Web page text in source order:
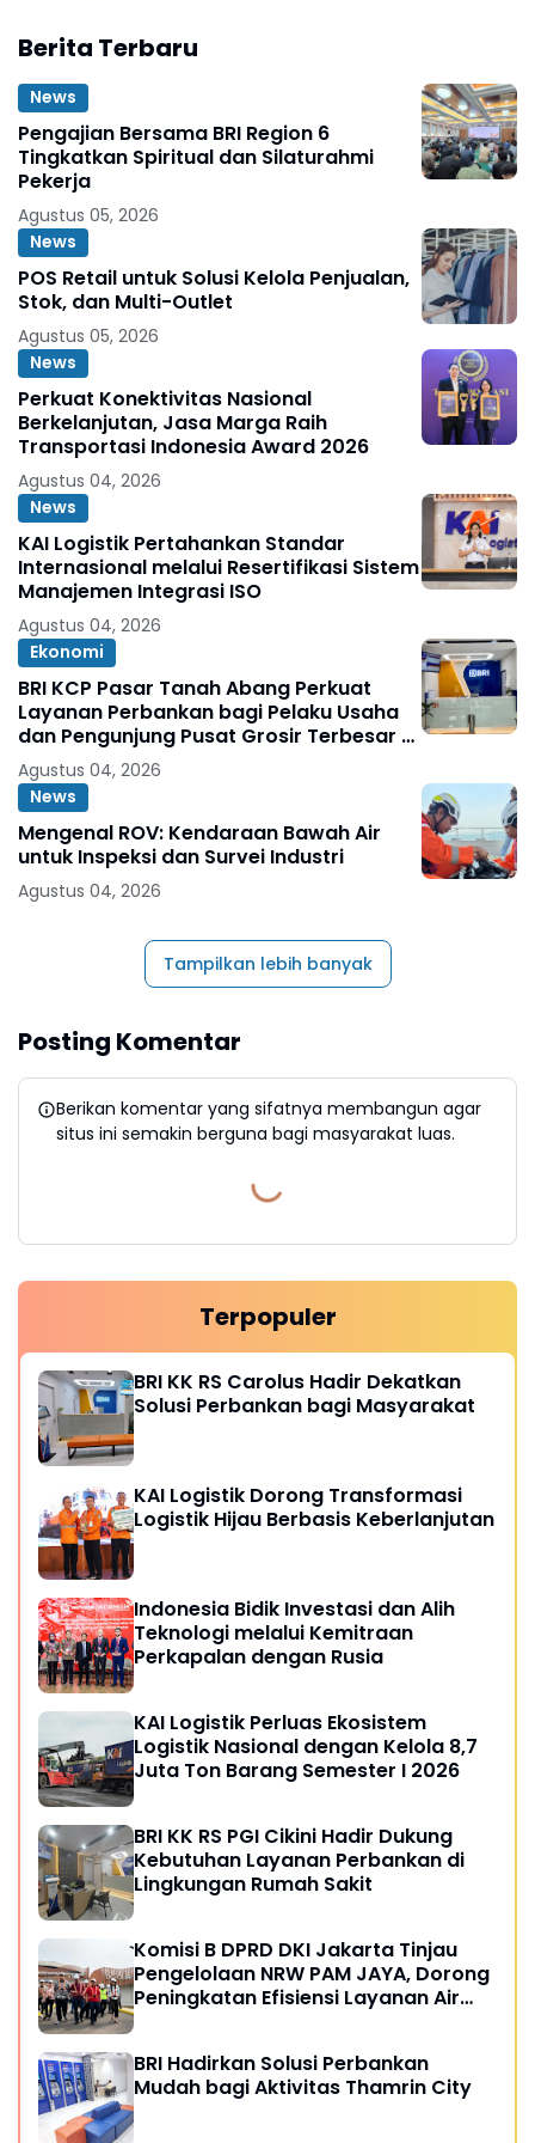
Berita Terbaru
News
Pengajian Bersama BRI Region 6
Tingkatkan Spiritual dan Silaturahmi
Pekerja
Agustus 05, 2026
News
POS Retail untuk Solusi Kelola Penjualan,
Stok, dan Multi-Outlet
Agustus 05, 2026
News
Perkuat Konektivitas Nasional
Berkelanjutan, Jasa Marga Raih
Transportasi Indonesia Award 2026
Agustus 04, 2026
News
KAI Logistik Pertahankan Standar
Internasional melalui Resertifikasi Sistem
Manajemen Integrasi ISO
Agustus 04, 2026
Ekonomi
BRI KCP Pasar Tanah Abang Perkuat
Layanan Perbankan bagi Pelaku Usaha
dan Pengunjung Pusat Grosir Terbesar di
Indonesia
Agustus 04, 2026
News
Mengenal ROV: Kendaraan Bawah Air
untuk Inspeksi dan Survei Industri
Agustus 04, 2026
Tampilkan lebih banyak
Posting Komentar
Berikan komentar yang sifatnya membangun agar
situs ini semakin berguna bagi masyarakat luas.
Terpopuler
BRI KK RS Carolus Hadir Dekatkan
Solusi Perbankan bagi Masyarakat
KAI Logistik Dorong Transformasi
Logistik Hijau Berbasis Keberlanjutan
Indonesia Bidik Investasi dan Alih
Teknologi melalui Kemitraan
Perkapalan dengan Rusia
KAI Logistik Perluas Ekosistem
Logistik Nasional dengan Kelola 8,7
Juta Ton Barang Semester I 2026
BRI KK RS PGI Cikini Hadir Dukung
Kebutuhan Layanan Perbankan di
Lingkungan Rumah Sakit
Komisi B DPRD DKI Jakarta Tinjau
Pengelolaan NRW PAM JAYA, Dorong
Peningkatan Efisiensi Layanan Air
BRI Hadirkan Solusi Perbankan
Mudah bagi Aktivitas Thamrin City